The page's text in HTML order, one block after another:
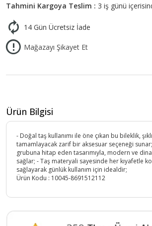
Tahmini Kargoya Teslim : 3 iş günü
14 Gün Ücretsiz İade
Mağazayı Şikayet Et
Ürün Bilgisi
- Doğal taş kullanımı ile öne çıkan bu bileklik,
tamamlayacak zarif bir aksesuar seçeneği
grubuna hitap eden tasarımıyla, modern ve
sağlar; - Taş materyali sayesinde her kıyafetle
sağlayarak günlük kullanım için idealdir;
Ürün Kodu : 10045-8691512112